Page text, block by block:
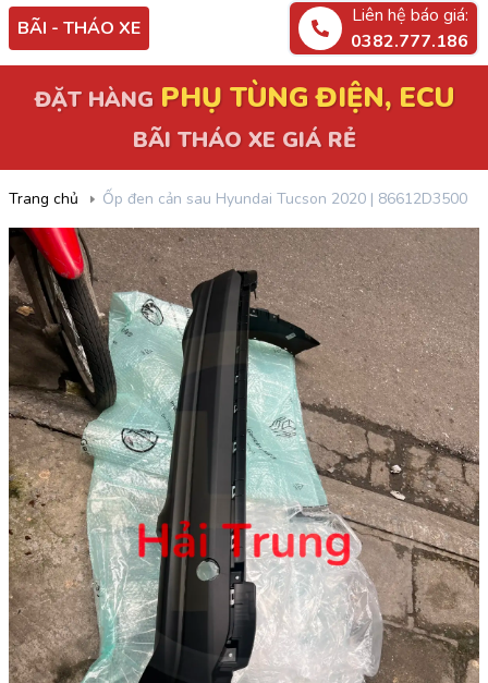
BÃI - THÁO XE
Liên hệ báo giá:
0382.777.186
ĐẶT HÀNG PHỤ TÙNG ĐIỆN, ECU
BÃI THÁO XE GIÁ RẺ
Trang chủ Ốp đen cản sau Hyundai Tucson 2020 | 86612D3500